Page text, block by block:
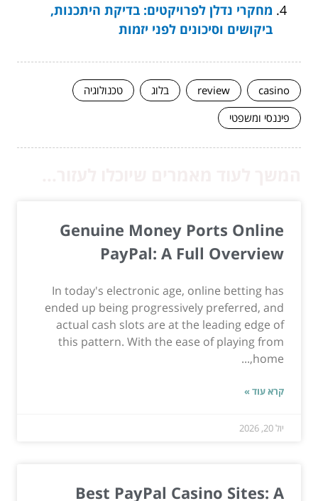
מחקרי נדלן לפרויקטים: בדיקת היתכנות,
ביקושים וסיכונים לפני יזמות
casino
review בלוג
טכנולוגיה
פיננסי ומשפטי
Genuine Money Ports Online
PayPal: A Full Overview
In today's electronic age, online betting has
ended up being progressively preferred, and
actual cash slots are at the leading edge of
this pattern. With the ease of playing from
home,...
קרא עוד »
יול 20, 2026
Best PayPal Casino Sites: A